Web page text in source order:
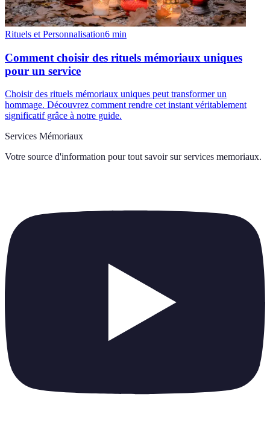
Rituels et Personnalisation6 min
Comment choisir des rituels mémoriaux uniques
pour un service
Choisir des rituels mémoriaux uniques peut transformer un
hommage. Découvrez comment rendre cet instant véritablement
significatif grâce à notre guide.
Services Mémoriaux
Votre source d'information pour tout savoir sur services memoriaux.